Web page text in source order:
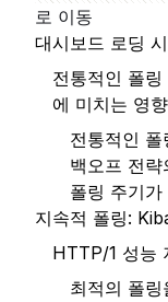
로 이동
대시보드 로딩
전통적인 폴
에 미치는 영향
전통적인
백오프 전략
폴링 주기
지속적 폴링:
HTTP/1 성능
최적의 폴